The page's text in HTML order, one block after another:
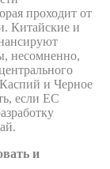
проходит от
Китайские и
несомненно,
и Черное
если ЕС
и